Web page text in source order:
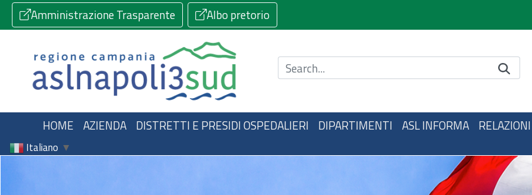
Amministrazione Trasparente Albo pretorio
Cerca nel sito
HOME AZIENDA DISTRETTI E PRESIDI OSPEDALIERI DIPARTIMENTI ASL INFORMA
Italiano ▼